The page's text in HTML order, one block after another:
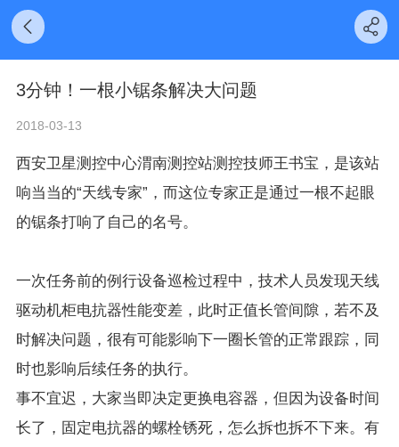
3分钟！一根小锯条解决大问题
2018-03-13
西安卫星测控中心渭南测控站测控技师王书宝，是该站
响当当的“天线专家”，而这位专家正是通过一根不起眼
的锯条打响了自己的名号。
一次任务前的例行设备巡检过程中，技术人员发现天线
驱动机柜电抗器性能变差，此时正值长管间隙，若不及
时解决问题，很有可能影响下一圈长管的正常跟踪，同
时也影响后续任务的执行。
事不宜迟，大家当即决定更换电容器，但因为设备时间
长了，固定电抗器的螺栓锈死，怎么拆也拆不下来。有